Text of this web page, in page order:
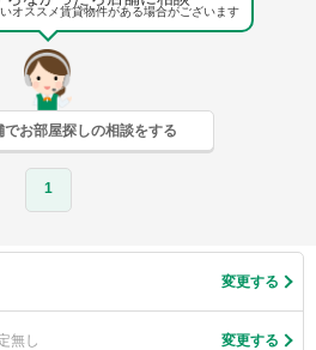
オススメ賃貸物件がある場合がございます
でお部屋探しの相談をする
1
変更する
無し 変更する